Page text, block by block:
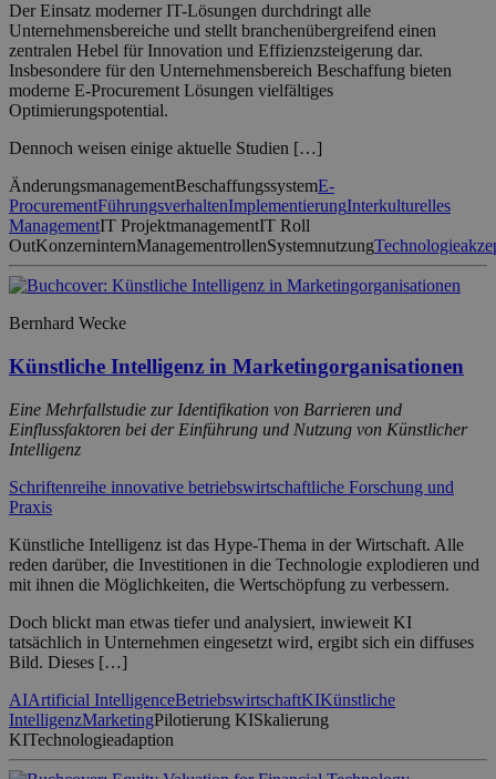
Der Einsatz moderner IT-Lösungen durchdringt alle
Unternehmensbereiche und stellt branchenübergreifend einen
zentralen Hebel für Innovation und Effizienzsteigerung dar.
Insbesondere für den Unternehmensbereich Beschaffung bieten
moderne E-Procurement Lösungen vielfältiges
Optimierungspotential.
Dennoch weisen einige aktuelle Studien […]
ÄnderungsmanagementBeschaffungssystemE-
ProcurementFührungsverhaltenImplementierungInterkulturelles
ManagementIT ProjektmanagementIT Roll
OutKonzerninternManagementrollenSystemnutzung
Bernhard Wecke
Künstliche Intelligenz in Marketingorganisationen
Eine Mehrfallstudie zur Identifikation von Barrieren und
Einflussfaktoren bei der Einführung und Nutzung von Künstlicher
Intelligenz
Schriftenreihe innovative betriebswirtschaftliche Forschung und
Praxis
Künstliche Intelligenz ist das Hype-Thema in der Wirtschaft. Alle
reden darüber, die Investitionen in die Technologie explodieren und
mit ihnen die Möglichkeiten, die Wertschöpfung zu verbessern.
Doch blickt man etwas tiefer und analysiert, inwieweit KI
tatsächlich in Unternehmen eingesetzt wird, ergibt sich ein diffuses
Bild. Dieses […]
AIArtificial IntelligenceBetriebswirtschaftKIKünstliche
IntelligenzMarketingPilotierung KISkalierung
KITechnologieadaption